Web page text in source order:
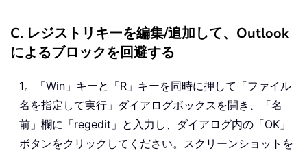
C. レジストリキーを編集/追加して、Outlook
によるブロックを回避する
1。「Win」キーと「R」キーを同時に押して「ファイル
名を指定して実行」ダイアログボックスを開き、「名
前」欄に「regedit」と入力し、ダイアログ内の「OK」
ボタンをクリックしてください。スクリーンショットを